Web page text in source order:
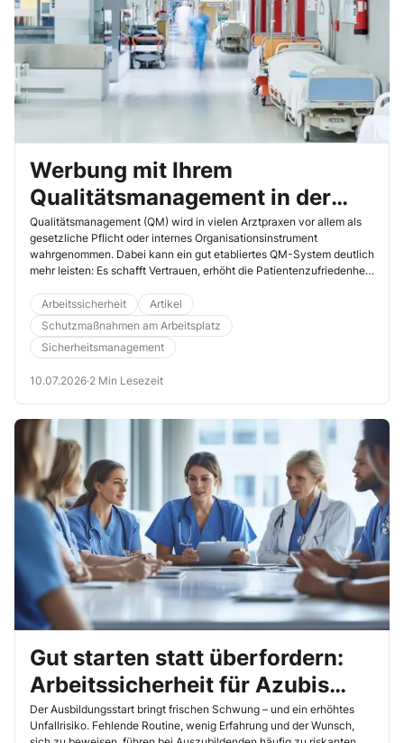
Werbung mit Ihrem
Qualitätsmanagement in der
Arztpraxis – Sichtbarkeit schafft
Vertrauen
Qualitätsmanagement (QM) wird in vielen Arztpraxen vor allem als
gesetzliche Pflicht oder internes Organisationsinstrument
wahrgenommen. Dabei kann ein gut etabliertes QM-System deutlich
mehr leisten: Es schafft Vertrauen, erhöht die Patientenzufriedenheit
Ihr Qualitätsmanagement sichtbar zu machen und aktiv zu
kommunizieren.
Arbeitssicherheit
Artikel
Schutzmaßnahmen am Arbeitsplatz
Sicherheitsmanagement
10.07.2026·2 Min Lesezeit
Gut starten statt überfordern:
Arbeitssicherheit für Azubis
richtig vermitteln
Der Ausbildungsstart bringt frischen Schwung – und ein erhöhtes
Unfallrisiko. Fehlende Routine, wenig Erfahrung und der Wunsch,